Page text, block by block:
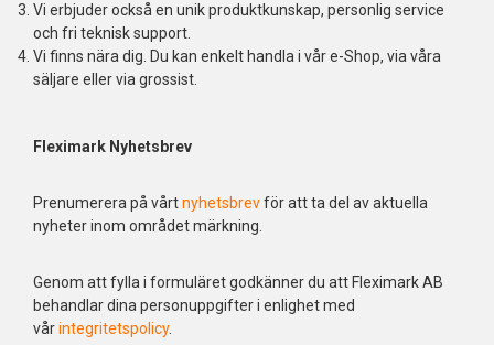
Vi erbjuder också en unik produktkunskap, personlig service
och fri teknisk support.
Vi finns nära dig. Du kan enkelt handla i vår e-Shop, via våra
säljare eller via grossist.
Fleximark Nyhetsbrev
Prenumerera på vårtnyhetsbrevför att ta del av aktuella
nyheter inom området märkning.
Genom att fylla i formuläret godkänner du att Fleximark AB
behandlar dina personuppgifter i enlighet med
vårintegritetspolicy.